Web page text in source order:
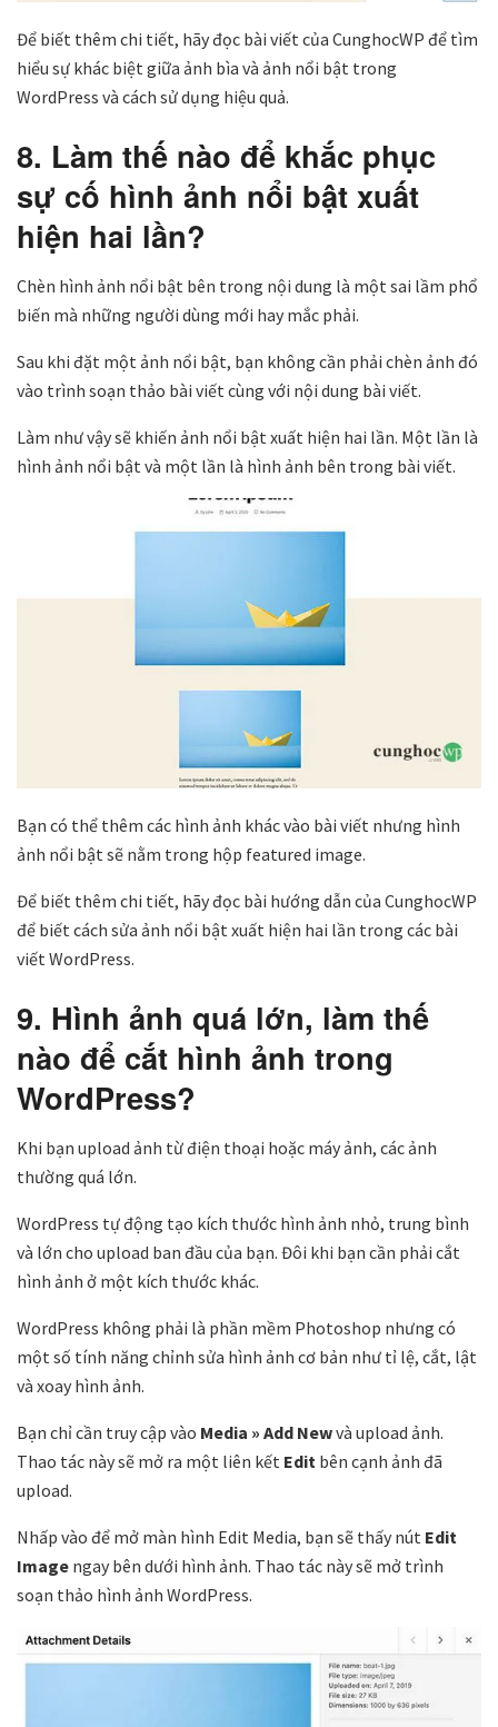
Để biết thêm chi tiết, hãy đọc bài viết của CunghocWP để tìm
hiểu sự khác biệt giữa ảnh bìa và ảnh nổi bật trong
WordPress và cách sử dụng hiệu quả.
8. Làm thế nào để khắc phục
sự cố hình ảnh nổi bật xuất
hiện hai lần?
Chèn hình ảnh nổi bật bên trong nội dung là một sai lầm phổ
biến mà những người dùng mới hay mắc phải.
Sau khi đặt một ảnh nổi bật, bạn không cần phải chèn ảnh đó
vào trình soạn thảo bài viết cùng với nội dung bài viết.
Làm như vậy sẽ khiến ảnh nổi bật xuất hiện hai lần. Một lần là
hình ảnh nổi bật và một lần là hình ảnh bên trong bài viết.
Bạn có thể thêm các hình ảnh khác vào bài viết nhưng hình
ảnh nổi bật sẽ nằm trong hộp featured image.
Để biết thêm chi tiết, hãy đọc bài hướng dẫn của CunghocWP
để biết cách sửa ảnh nổi bật xuất hiện hai lần trong các bài
viết WordPress.
9. Hình ảnh quá lớn, làm thế
nào để cắt hình ảnh trong
WordPress?
Khi bạn upload ảnh từ điện thoại hoặc máy ảnh, các ảnh
thường quá lớn.
WordPress tự động tạo kích thước hình ảnh nhỏ, trung bình
và lớn cho upload ban đầu của bạn. Đôi khi bạn cần phải cắt
hình ảnh ở một kích thước khác.
WordPress không phải là phần mềm Photoshop nhưng có
một số tính năng chỉnh sửa hình ảnh cơ bản như tỉ lệ, cắt, lật
và xoay hình ảnh.
Bạn chỉ cần truy cập vào Media » Add Newvà upload ảnh.
Thao tác này sẽ mở ra một liên kết Edit bên cạnh ảnh đã
upload.
Nhấp vào để mở màn hình Edit Media, bạn sẽ thấy nút Edit
Image ngay bên dưới hình ảnh. Thao tác này sẽ mở trình
soạn thảo hình ảnh WordPress.